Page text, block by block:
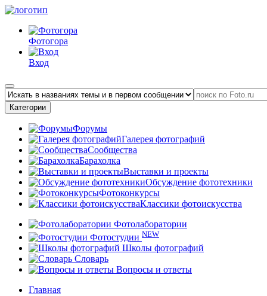
Фотогора
Вход
Категории
Форумы
Галерея фотографий
Сообщества
Барахолка
Выставки и проекты
Обсуждение фототехники
Фотоконкурсы
Классики фотоискусства
Фотолаборатории
Фотостудии NEW
Школы фотографий
Словарь
Вопросы и ответы
Главная